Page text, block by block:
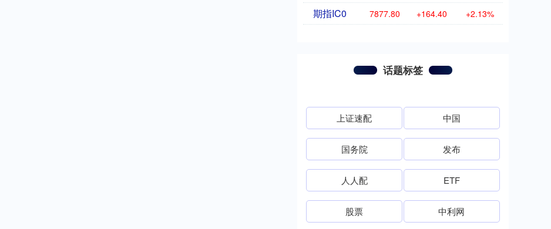
期指IC0 7877.80 +164.40 +2.13%
话题标签
上证速配 中国
国务院 发布
人人配 ETF
股票 中利网